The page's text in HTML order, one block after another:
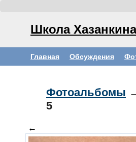
Школа
Главная Обсуждения
Фотоальбомы
5
←